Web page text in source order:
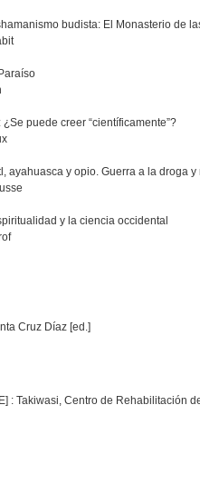
budista: El Monasterio de
puede creer “científicamente”?
ayahuasca y opio. Guerra a la droga
y la ciencia occidental
Cruz Díaz [ed.]
: Takiwasi, Centro de Rehabilitación